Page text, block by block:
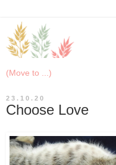
23.10.20
Choose Love